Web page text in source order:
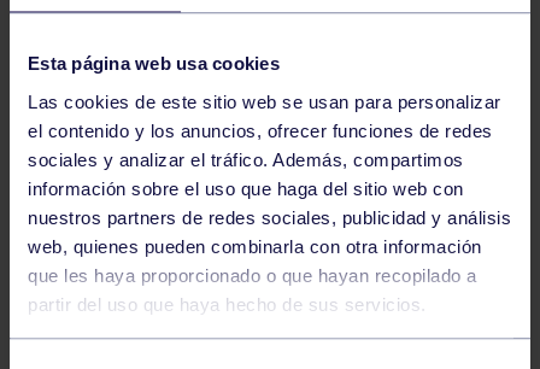
Esta página web usa cookies
Las cookies de este sitio web se usan para personalizar
el contenido y los anuncios, ofrecer funciones de redes
sociales y analizar el tráfico. Además, compartimos
información sobre el uso que haga del sitio web con
nuestros partners de redes sociales, publicidad y análisis
web, quienes pueden combinarla con otra información
que les haya proporcionado o que hayan recopilado a
partir del uso que haya hecho de sus servicios.
NOTICIAS RELACIONADAS
Hockey 28 Jul 2026
ÓSCAR PALOMERO, RUMBO AL
MUNDIAL